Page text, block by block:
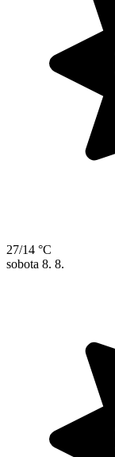
27/14 °C
sobota 8. 8.